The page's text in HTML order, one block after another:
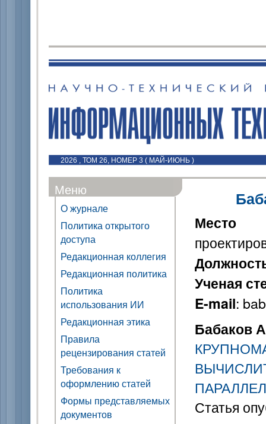
2026 , ТОМ 26, НОМЕР 3 ( МАЙ-ИЮНЬ )
Меню
О журнале
Политика открытого
доступа
Редакционная коллегия
Редакционная политика
Политика
использования ИИ
Редакционная этика
Правила
рецензирования статей
Требования к
оформлению статей
Формы представляемых
документов
Место
Ученая
E-mail:
Бабаков
Статья